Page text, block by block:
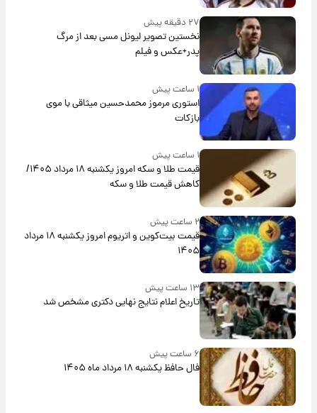
۲۷ دقیقه پیش
نخستین تصویر لیونل مسی بعد از مرگ
پدر+عکس و فیلم
۱ ساعت پیش
استوری مرموز محمدحسین میثاقی با موی
بازکات
۱ ساعت پیش
قیمت طلا و سکه امروز یکشنبه ۱۸ مرداد ۱۴۰۵/
کاهش قیمت طلا و سکه
۲ ساعت پیش
قیمت بیت‌کوین و اتریوم امروز یکشنبه ۱۸ مرداد
۱۴۰۵
۱۳ ساعت پیش
تاریخ اعلام نتایج نهایی دکتری مشخص شد
۶ ساعت پیش
فال حافظ یکشنبه ۱۸ مرداد ماه ۱۴۰۵